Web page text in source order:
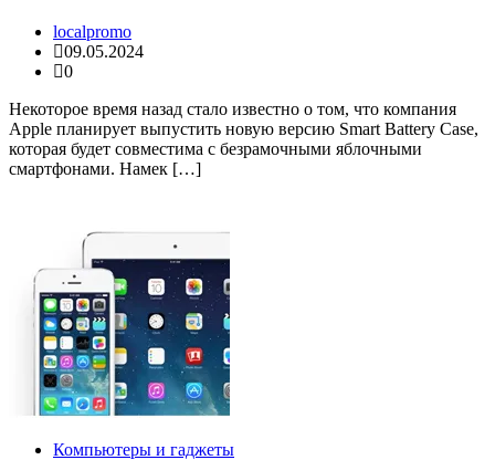
localpromo
09.05.2024
0
Некоторое время назад стало известно о том, что компания
Apple планирует выпустить новую версию Smart Battery Case,
которая будет совместима с безрамочными яблочными
смартфонами. Намек […]
Компьютеры и гаджеты